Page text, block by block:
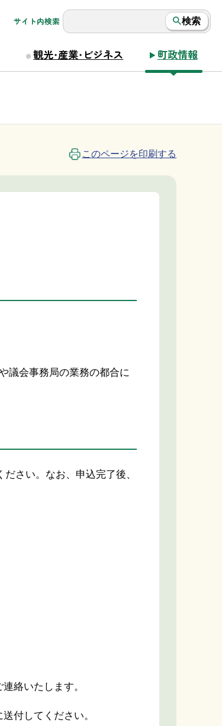
サイト内検索 検索
観光・産業・ビジネス 町政情報
このページを印刷する
議会事務局の業務の都合に
さい。なお、申込完了後、
絡いたします。
付してください。